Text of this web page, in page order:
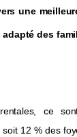
une
des
ce
12 % des